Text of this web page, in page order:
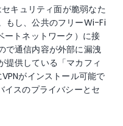
キュリティ面が脆弱なた
もし、公共のフリーWi-Fi
ートネットワーク）に接
で通信内容が外部に漏洩
提供している「マカフィ
がインストール可能で
イスのプライバシーとセ